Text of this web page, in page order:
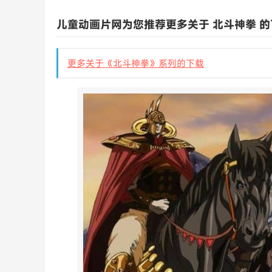
儿童动画片网为您推荐更多关于 北斗神拳
更多关于《北斗神拳》系列的下载